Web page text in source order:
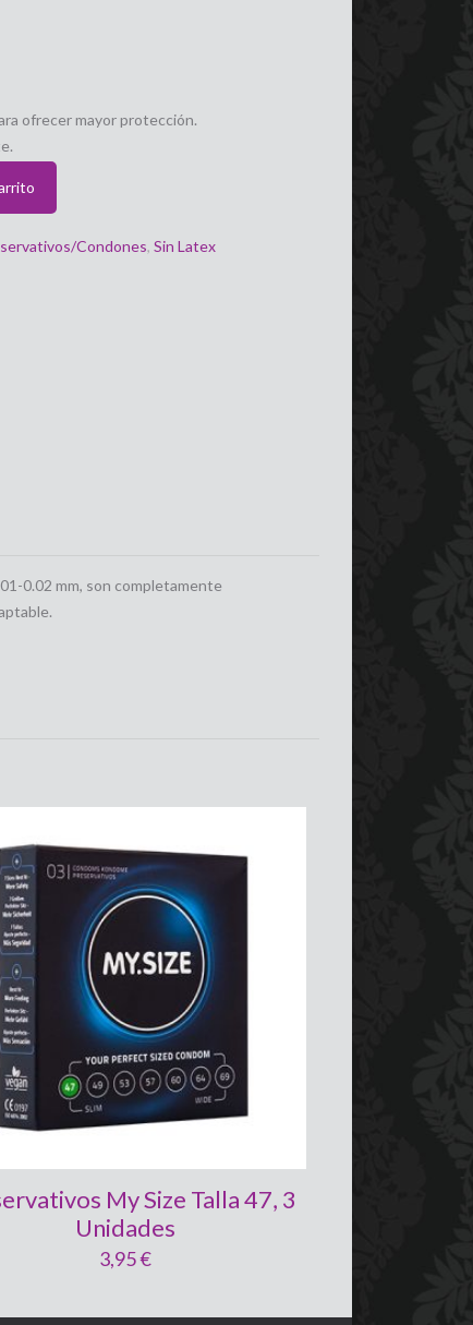
ofrecer mayor protección.
Condones, Sin Latex
0.02 mm, son completamente
My Size Talla 47, 3
Unidades
3,95€